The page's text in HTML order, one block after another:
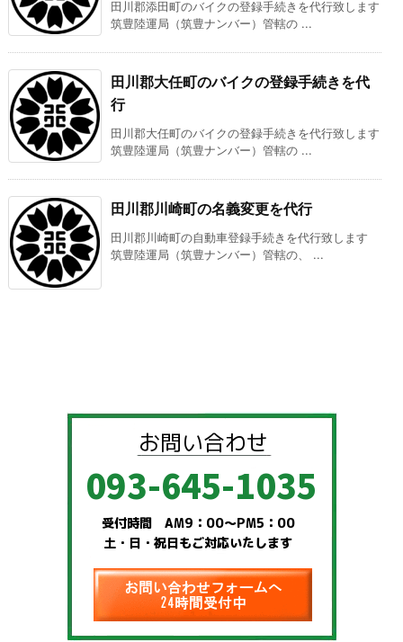
田川郡添田町のバイクの登録手続きを代行致します
筑豊陸運局（筑豊ナンバー）管轄の ...
田川郡大任町のバイクの登録手続きを代
行
田川郡大任町のバイクの登録手続きを代行致します
筑豊陸運局（筑豊ナンバー）管轄の ...
田川郡川崎町の名義変更を代行
田川郡川崎町の自動車登録手続きを代行致します
筑豊陸運局（筑豊ナンバー）管轄の、 ...